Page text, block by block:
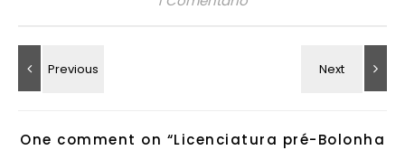
One comment on “Licenciatura pré-Bolonha